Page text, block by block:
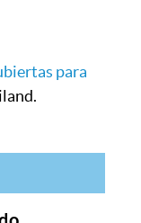
para